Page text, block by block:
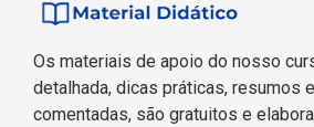
Os materiais de apoio do nosso
detalhada, dicas práticas, resumos
comentadas, são gratuitos e